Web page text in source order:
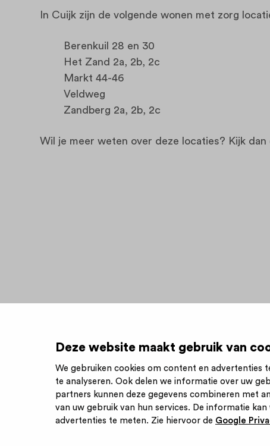
Deze website maakt gebruik van
We gebruiken cookies om content en advertenties
te analyseren. Ook delen we informatie over uw
partners kunnen deze gegevens combineren met
van uw gebruik van hun services. De informatie
advertenties te meten. Zie hiervoor de Google
In Cuijk zijn de volgende wonen met zorg
Berenkuil 28 en 30
Het Zand 2a, 2b, 2c
Markt 44-46
Veldweg
Zandberg 2a, 2b, 2c
Wil je meer weten over deze locaties? Kijk dan
Inschrijven